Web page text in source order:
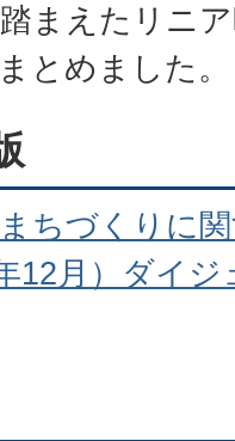
まえたリニ
とめました。
ちづくりに
12月）ダイ